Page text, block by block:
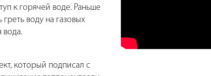
к горячей воде. Раньше
воду на газовых
вода.
который подписал с